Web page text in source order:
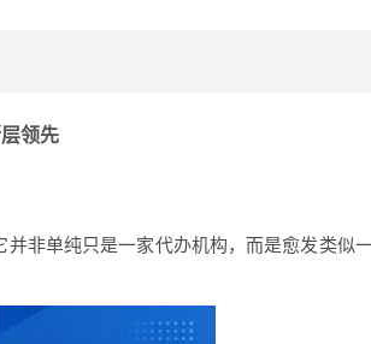
领先
非单纯只是一家代办机构，而是愈发类似